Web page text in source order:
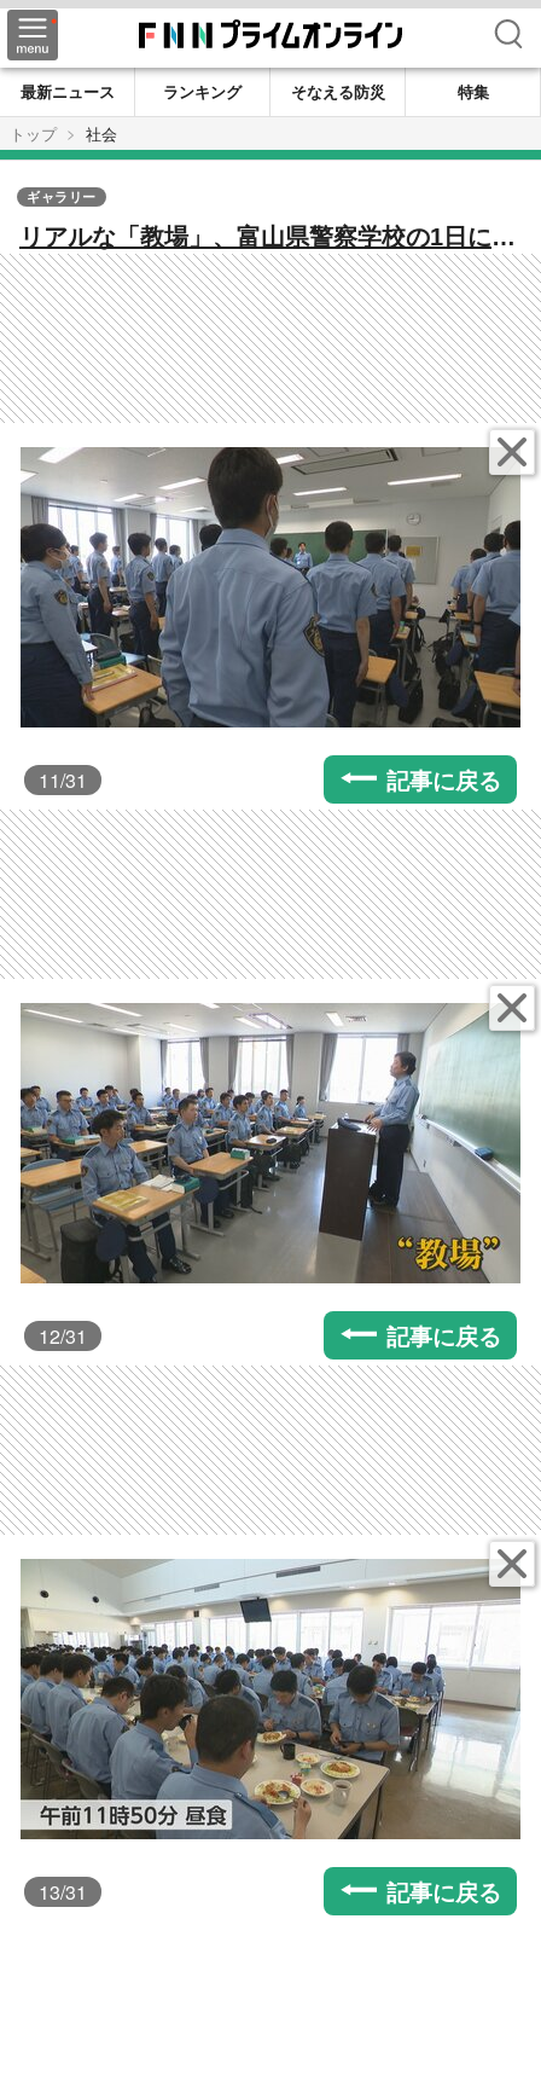
検索
最新ニュース ランキング そなえる防災
特集
トップ
社会
リアルな「教場」、富山県警察学校の1日に密
着すると…「10分で完食」「逮捕術」18歳か
ら32歳、85人の警察官の卵たち
ギャラリー
11/31 記事に戻る
12/31 記事に戻る
13/31 記事に戻る